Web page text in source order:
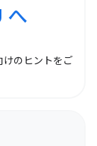
へ
けのヒントをご